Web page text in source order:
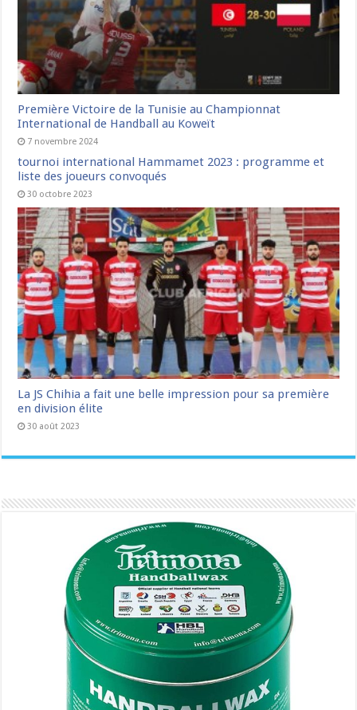
Première Victoire de la Tunisie au Championnat
International de Handball au Koweït
7 novembre 2024
tournoi international Hammamet 2023 : programme et
liste des joueurs convoqués
30 octobre 2023
La JS Chihia a fait une belle impression pour sa première
en division élite
30 août 2023